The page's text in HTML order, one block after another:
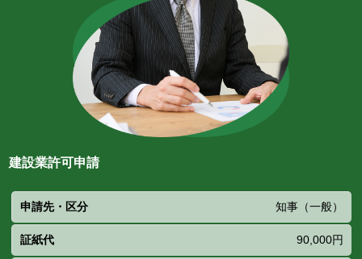
建設業許可申請
申請
先・
区分
証
紙
酬
知事（一般）
90,000円